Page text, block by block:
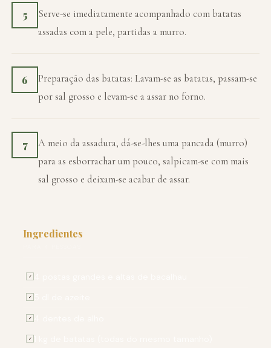
5
Serve-se imediatamente acompanhado com batatas
assadas com a pele, partidas a murro.
6
Preparação das batatas: Lavam-se as batatas, passam-se
por sal grosso e levam-se a assar no forno.
7
A meio da assadura, dá-se-lhes uma pancada (murro)
para as esborrachar um pouco, salpicam-se com mais
sal grosso e deixam-se acabar de assar.
Ingredientes
✓
✓
✓
✓